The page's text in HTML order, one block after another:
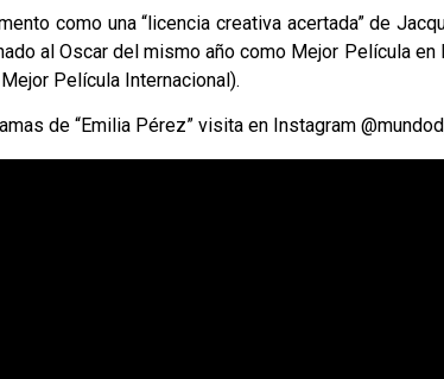
como una “licencia creativa acertada” de
al Oscar del mismo año como Mejor Película en
Película Internacional).
de “Emilia Pérez” visita en Instagram